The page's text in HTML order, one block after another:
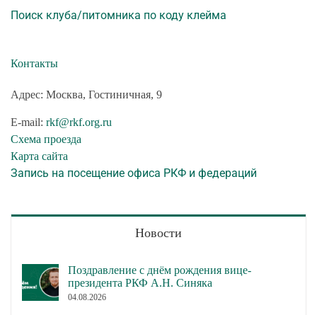
Поиск клуба/питомника по коду клейма
Контакты
Адрес: Москва, Гостиничная, 9
E-mail: rkf@rkf.org.ru
Схема проезда
Карта сайта
Запись на посещение офиса РКФ и федераций
Новости
Поздравление с днём рождения вице-
президента РКФ А.Н. Синяка
04.08.2026